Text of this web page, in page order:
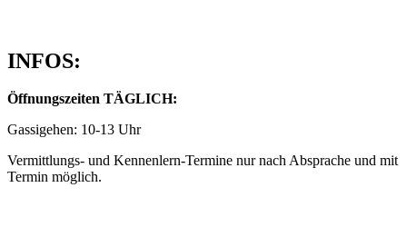
INFOS:
Öffnungszeiten TÄGLICH:
Gassigehen: 10-13 Uhr
Vermittlungs- und Kennenlern-Termine nur nach Absprache und mit
Termin möglich.